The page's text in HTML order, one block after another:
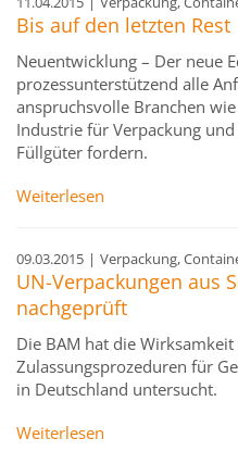
Bis auf den letzten Rest
Neuentwicklung – Der neue
prozessunterstützend alle
anspruchsvolle Branchen
Industrie für Verpackung
Füllgüter fordern.
Weiterlesen
09.03.2015 | Verpackung,
UN-Verpackungen aus
nachgeprüft
Die BAM hat die
Zulassungsprozeduren für
in Deutschland untersucht.
Weiterlesen